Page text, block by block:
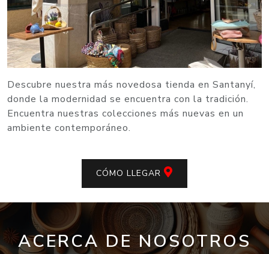
Descubre nuestra más novedosa tienda en Santanyí,
donde la modernidad se encuentra con la tradición.
Encuentra nuestras colecciones más nuevas en un
ambiente contemporáneo.
CÓMO LLEGAR
ACERCA DE NOSOTROS